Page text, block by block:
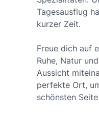
Tagesausflug
kurzer Zeit.
Freue dich auf
Ruhe, Natur
Aussicht
perfekte Ort,
schönsten